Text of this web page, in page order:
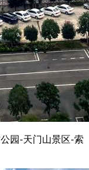
园-天门山景区-索